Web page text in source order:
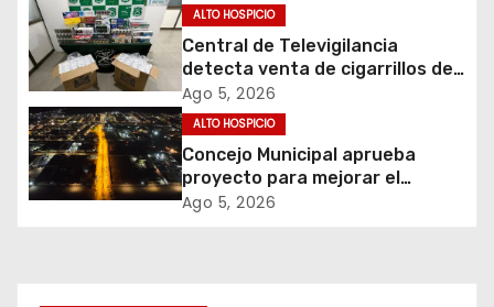
d
e
e
n
ALTO HOSPICIO
Central de Televigilancia
detecta venta de cigarrillos de
contrabando y permite
incautación de más de 3 mil
cajetillas
Ago 5, 2026
ALTO HOSPICIO
Concejo Municipal aprueba
proyecto para mejorar el
alumbrado público del sector El
Ago 5, 2026